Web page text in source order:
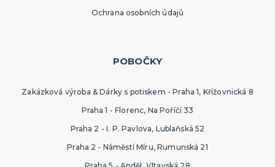
Ochrana osobních údajů
POBOČKY
Zakázková výroba & Dárky s potiskem - Praha 1, Křížovnická 8
Praha 1 - Florenc, Na Poříčí 33
Praha 2 - I. P. Pavlova, Lublaňská 52
Praha 2 - Náměstí Míru, Rumunská 21